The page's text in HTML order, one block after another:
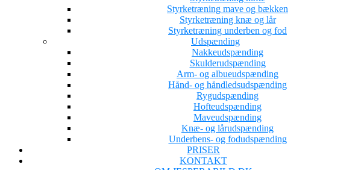
Styrketræning mave og bækken
Styrketræning knæ og lår
Styrketræning underben og fod
Udspænding
Nakkeudspænding
Skulderudspænding
Arm- og albueudspænding
Hånd- og håndledsudspænding
Rygudspænding
Hofteudspænding
Maveudspænding
Knæ- og lårudspænding
Underbens- og fodudspænding
PRISER
KONTAKT